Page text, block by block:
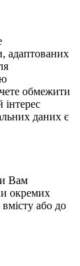
адаптованих
обмежити
інтерес
даних є
Вам
окремих
або до